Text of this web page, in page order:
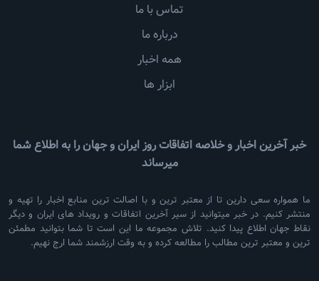
خبر آخرین اخبار و خلاصه اتفاقات روز ایران و جهان را به اطلاع شما
میرساند
ما همواره سعی دارین تا از معتبر ترین و با اصالت ترین منابع اخبار را تهیه و
منتشر کنیم. در خبر میتوانید از سیر آخرین اتفاقات و رویداد های ایران و دیگر
نقاط جهان اطلاع پیدا کنید. تلاش مجموعه ما این است تا شما بتوانید مطمئن
ترین و معتبر ترین مطالب را مطالعه کرده و به وقت ارزشمند شما ارج نهیم.
تماس با ما
درباره ما
همه اخبار
ابزار ها